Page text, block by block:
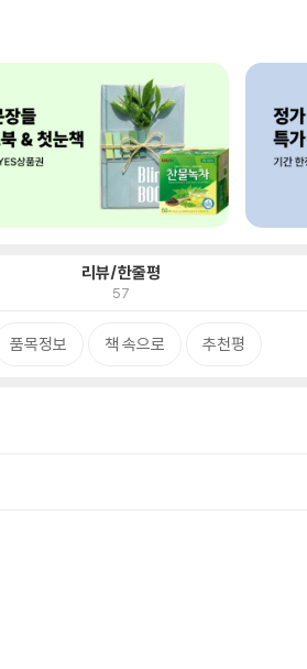
리뷰/한줄평
57
품목정보 책 속으로 추천평